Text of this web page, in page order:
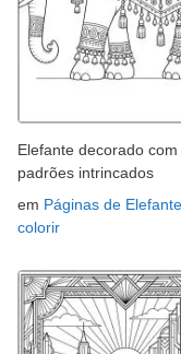
Elefante decorado com
padrões intrincados
em Páginas de
colorir